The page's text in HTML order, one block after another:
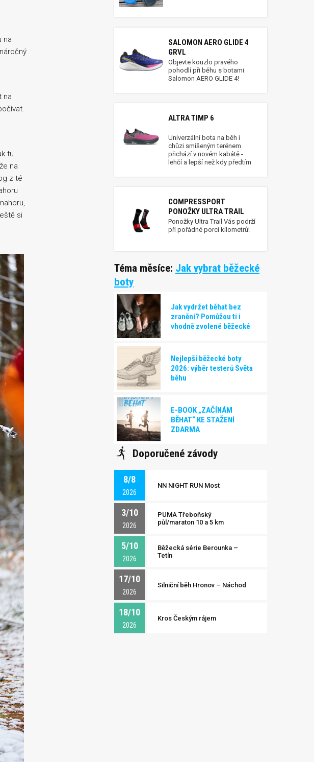
na
na
tu
na
z té
si
SALOMON AERO GLIDE 4
GRVL
Objevte kouzlo pravého
pohodlí při běhu s botami
Salomon AERO GLIDE 4!
ALTRA TIMP 6
Univerzální bota na běh i
chůzi smíšeným terénem
přichází v novém kabátě -
lehčí a lepší než kdy předtím
COMPRESSPORT
PONOŽKY ULTRA TRAIL
Ponožky Ultra Trail Vás podrží
při pořádné porci kilometrů!
Téma měsíce: Jak vybrat běžecké
boty
Jak vydržet běhat bez
zranění? Pomůžou ti i
vhodně zvolené běžecké
Nejlepší běžecké boty
2026: výběr testerů Světa
běhu
E-BOOK „ZAČÍNÁM
BĚHAT“ KE STAŽENÍ
ZDARMA
Doporučené závody
8/8
2026
NN NIGHT RUN Most
3/10
2026
PUMA Třeboňský
půl/maraton 10 a 5 km
5/10
2026
Běžecká série Berounka –
Tetín
17/10
2026
Silniční běh Hronov – Náchod
18/10
2026
Kros Českým rájem